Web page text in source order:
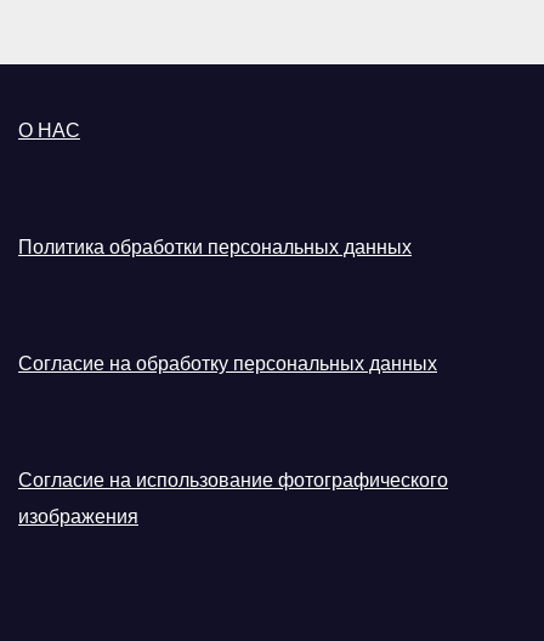
О НАС
Политика обработки персональных данных
Согласие на обработку персональных данных
Согласие на использование фотографического
изображения